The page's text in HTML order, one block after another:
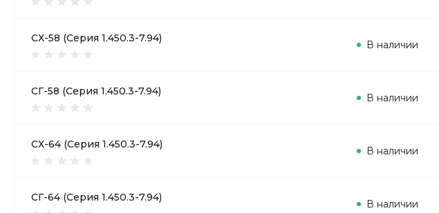
СХ-58 (Серия 1.450.3-7.94)
В наличии
СГ-58 (Серия 1.450.3-7.94)
В наличии
СХ-64 (Серия 1.450.3-7.94)
В наличии
СГ-64 (Серия 1.450.3-7.94)
В наличии